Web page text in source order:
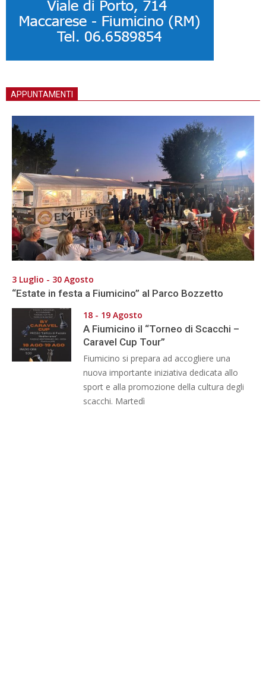
APPUNTAMENTI
3 Luglio - 30 Agosto
“Estate in festa a Fiumicino” al Parco Bozzetto
18 - 19 Agosto
A Fiumicino il “Torneo di Scacchi –
Caravel Cup Tour”
Fiumicino si prepara ad accogliere una
nuova importante iniziativa dedicata allo
sport e alla promozione della cultura degli
scacchi. Martedì